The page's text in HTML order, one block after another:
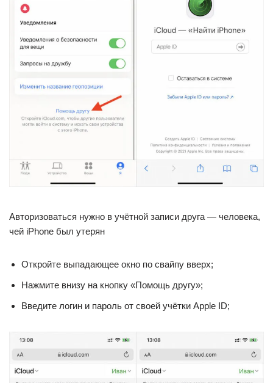
Авторизоваться нужно в учётной записи друга — человека,
чей iPhone был утерян
Откройте выпадающее окно по свайпу вверх;
Нажмите внизу на кнопку «Помощь другу»;
Введите логин и пароль от своей учётки Apple ID;